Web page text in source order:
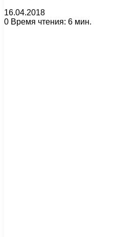
16.04.2018
0 Время чтения: 6 мин.